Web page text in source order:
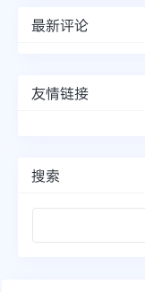
最新评论
友情链接
搜索